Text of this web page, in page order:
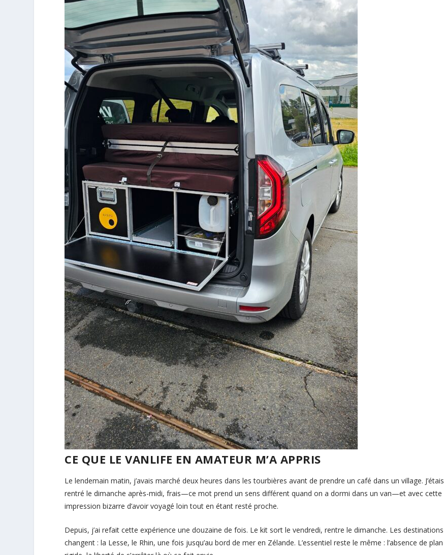
CE QUE LE VANLIFE EN AMATEUR M’A APPRIS
Le lendemain matin, j’avais marché deux heures dans les tourbières avant de prendre un café dans un village. J’étais
rentré le dimanche après-midi, frais—ce mot prend un sens différent quand on a dormi dans un van—et avec cette
impression bizarre d’avoir voyagé loin tout en étant resté proche.
Depuis, j’ai refait cette expérience une douzaine de fois. Le kit sort le vendredi, rentre le dimanche. Les destinations
changent : la Lesse, le Rhin, une fois jusqu’au bord de mer en Zélande. L’essentiel reste le même : l’absence de plan